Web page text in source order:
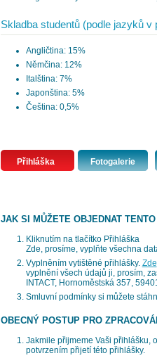
Skladba studentů (podle jazyků v
Angličtina: 15%
Němčina: 12%
Italština: 7%
Japonština: 5%
Čeština: 0,5%
Přihláška Fotogalerie
JAK SI MŮŽETE OBJEDNAT
Kliknutím na tlačítko Přihláška
Zde, prosíme, vyplňte všechna
Vyplněním vytištěné přihlášky. Zde
vyplnění všech údajů ji, prosím,
INTACT, Hornoměstská 357,
Smluvní podmínky si můžete
OBECNÝ POSTUP PRO
Jakmile přijmeme Vaši přihlášku,
potvrzením přijetí této přihlášky.